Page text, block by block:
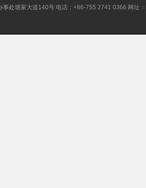
事处塘家大道140号 电话：+86-755 2741 0366 网址